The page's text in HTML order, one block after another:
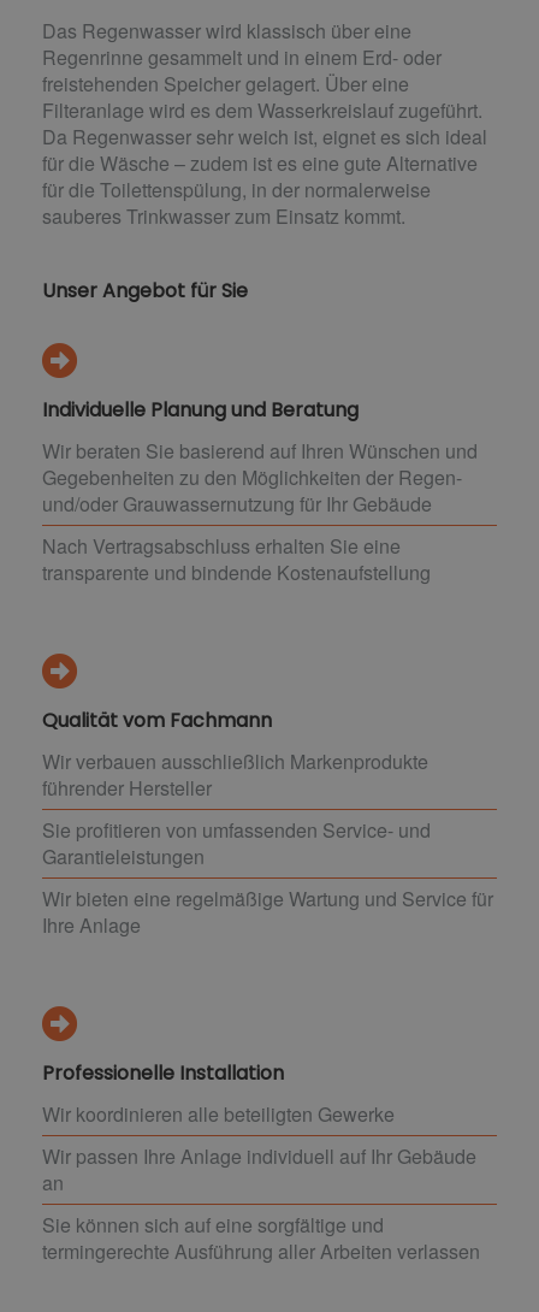
Das Regenwasser wird klassisch über eine
Regenrinne gesammelt und in einem Erd- oder
freistehenden Speicher gelagert. Über eine
Filteranlage wird es dem Wasserkreislauf zugeführt.
Da Regenwasser sehr weich ist, eignet es sich ideal
für die Wäsche – zudem ist es eine gute Alternative
für die Toilettenspülung, in der normalerweise
sauberes Trinkwasser zum Einsatz kommt.
Unser Angebot für Sie
Individuelle Planung und Beratung
Wir beraten Sie basierend auf Ihren Wünschen und
Gegebenheiten zu den Möglichkeiten der Regen-
und/oder Grauwassernutzung für Ihr Gebäude
Nach Vertragsabschluss erhalten Sie eine
transparente und bindende Kostenaufstellung
Qualität vom Fachmann
Wir verbauen ausschließlich Markenprodukte
führender Hersteller
Sie profitieren von umfassenden Service- und
Garantieleistungen
Wir bieten eine regelmäßige Wartung und Service für
Ihre Anlage
Professionelle Installation
Wir koordinieren alle beteiligten Gewerke
Wir passen Ihre Anlage individuell auf Ihr Gebäude
an
Sie können sich auf eine sorgfältige und
termingerechte Ausführung aller Arbeiten verlassen